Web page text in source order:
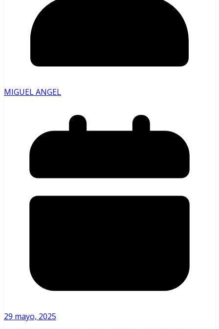
MIGUEL ANGEL
29 mayo, 2025